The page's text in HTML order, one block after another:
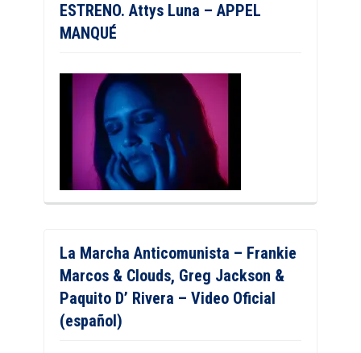
ESTRENO. Attys Luna – APPEL
MANQUÉ
La Marcha Anticomunista – Frankie
Marcos & Clouds, Greg Jackson &
Paquito D’ Rivera – Video Oficial
(español)